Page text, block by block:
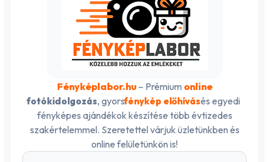
Fényképlabor.hu– Prémium online
fotókidolgozás, gyorsfénykép előhívásés egyedi
fényképes ajándékok készítése több évtizedes
szakértelemmel. Szeretettel várjuk üzletünkben és
online felületünkön is!